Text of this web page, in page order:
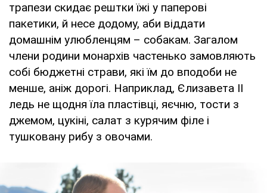
трапези скидає рештки їжі у паперові
пакетики, й несе додому, аби віддати
домашнім улюбленцям – собакам. Загалом
члени родини монархів частенько замовляють
собі бюджетні страви, які їм до вподоби не
менше, аніж дорогі. Наприклад, Єлизавета ІІ
ледь не щодня їла пластівці, яєчню, тости з
джемом, цукіні, салат з курячим філе і
тушковану рибу з овочами.